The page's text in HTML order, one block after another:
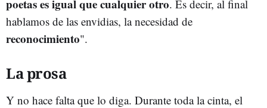
poetas es igual que cualquier otro. Es decir, al final
hablamos de las envidias, la necesidad de
reconocimiento".
La prosa
Y no hace falta que lo diga. Durante toda la cinta, el